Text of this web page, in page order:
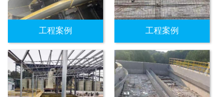
工程案例 工程案例